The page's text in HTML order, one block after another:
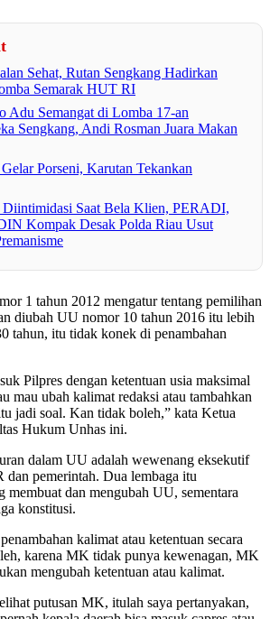
Sehat, Rutan Sengkang Hadirkan
Semarak HUT RI
Adu Semangat di Lomba 17-an
Sengkang, Andi Rosman Juara Makan
Porseni, Karutan Tekankan
Saat Bela Klien, PERADI,
Kompak Desak Polda Riau Usut
1 tahun 2012 mengatur tentang pemilihan
diubah UU nomor 10 tahun 2016 itu lebih
tahun, itu tidak konek di penambahan
Pilpres dengan ketentuan usia maksimal
mau ubah kalimat redaksi atau tambahkan
jadi soal. Kan tidak boleh,” kata Ketua
Hukum Unhas ini.
dalam UU adalah wewenang eksekutif
dan pemerintah. Dua lembaga itu
membuat dan mengubah UU, sementara
konstitusi.
kalimat atau ketentuan secara
karena MK tidak punya kewenagan, MK
mengubah ketentuan atau kalimat.
putusan MK, itulah saya pertanyakan,